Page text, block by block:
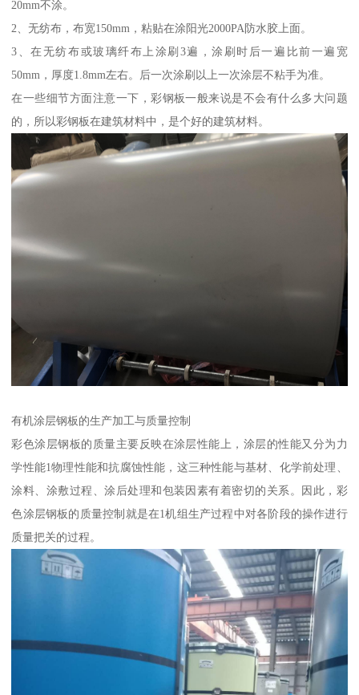
20mm不涂。
2、无纺布，布宽150mm，粘贴在涂阳光2000PA防水胶上面。
3、在无纺布或玻璃纤布上涂刷3遍，涂刷时后一遍比前一遍宽
50mm，厚度1.8mm左右。后一次涂刷以上一次涂层不粘手为准。
在一些细节方面注意一下，彩钢板一般来说是不会有什么多大问题
的，所以彩钢板在建筑材料中，是个好的建筑材料。
有机涂层钢板的生产加工与质量控制
彩色涂层钢板的质量主要反映在涂层性能上，涂层的性能又分为力
学性能1物理性能和抗腐蚀性能，这三种性能与基材、化学前处理、
涂料、涂敷过程、涂后处理和包装因素有着密切的关系。因此，彩
色涂层钢板的质量控制就是在1机组生产过程中对各阶段的操作进行
质量把关的过程。